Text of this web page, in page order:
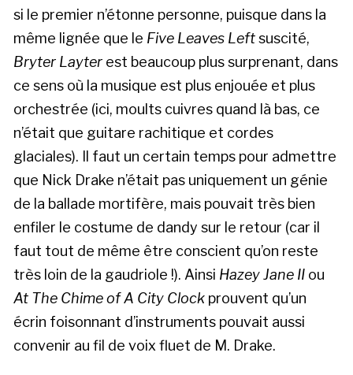
si le premier n’étonne personne, puisque dans la
même lignée que le Five Leaves Leftsuscité,
Bryter Layter est beaucoup plus surprenant, dans
ce sens où la musique est plus enjouée et plus
orchestrée (ici, moults cuivres quand là bas, ce
n’était que guitare rachitique et cordes
glaciales). Il faut un certain temps pour admettre
que Nick Drake n’était pas uniquement un génie
de la ballade mortifère, mais pouvait très bien
enfiler le costume de dandy sur le retour (car il
faut tout de même être conscient qu’on reste
très loin de la gaudriole !). Ainsi Hazey Jane II ou
At The Chime of A City Clock prouvent qu’un
écrin foisonnant d’instruments pouvait aussi
convenir au fil de voix fluet de M. Drake.